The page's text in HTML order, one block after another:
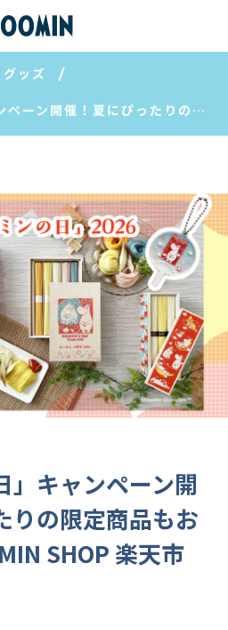
グッズ
「ムーミンの日」キャンペーン開催！夏にぴったりの限定商品もおすすめ【MOOMIN SHOP 楽天市場店】
」キャンペーン開
りの限定商品もお
SHOP 楽天市